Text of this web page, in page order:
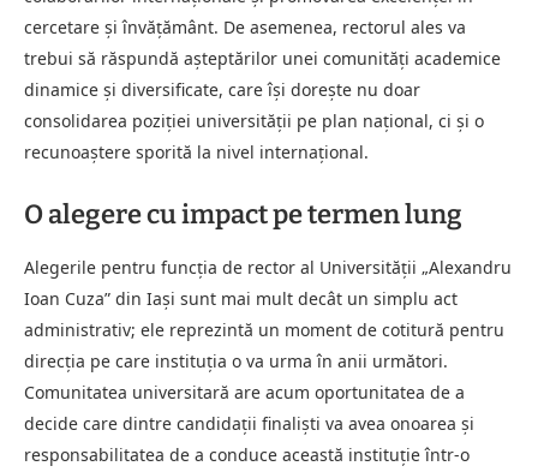
cercetare și învățământ. De asemenea, rectorul ales va
trebui să răspundă așteptărilor unei comunități academice
dinamice și diversificate, care își dorește nu doar
consolidarea poziției universității pe plan național, ci și o
recunoaștere sporită la nivel internațional.
O alegere cu impact pe termen lung
Alegerile pentru funcția de rector al Universității „Alexandru
Ioan Cuza” din Iași sunt mai mult decât un simplu act
administrativ; ele reprezintă un moment de cotitură pentru
direcția pe care instituția o va urma în anii următori.
Comunitatea universitară are acum oportunitatea de a
decide care dintre candidații finaliști va avea onoarea și
responsabilitatea de a conduce această instituție într-o